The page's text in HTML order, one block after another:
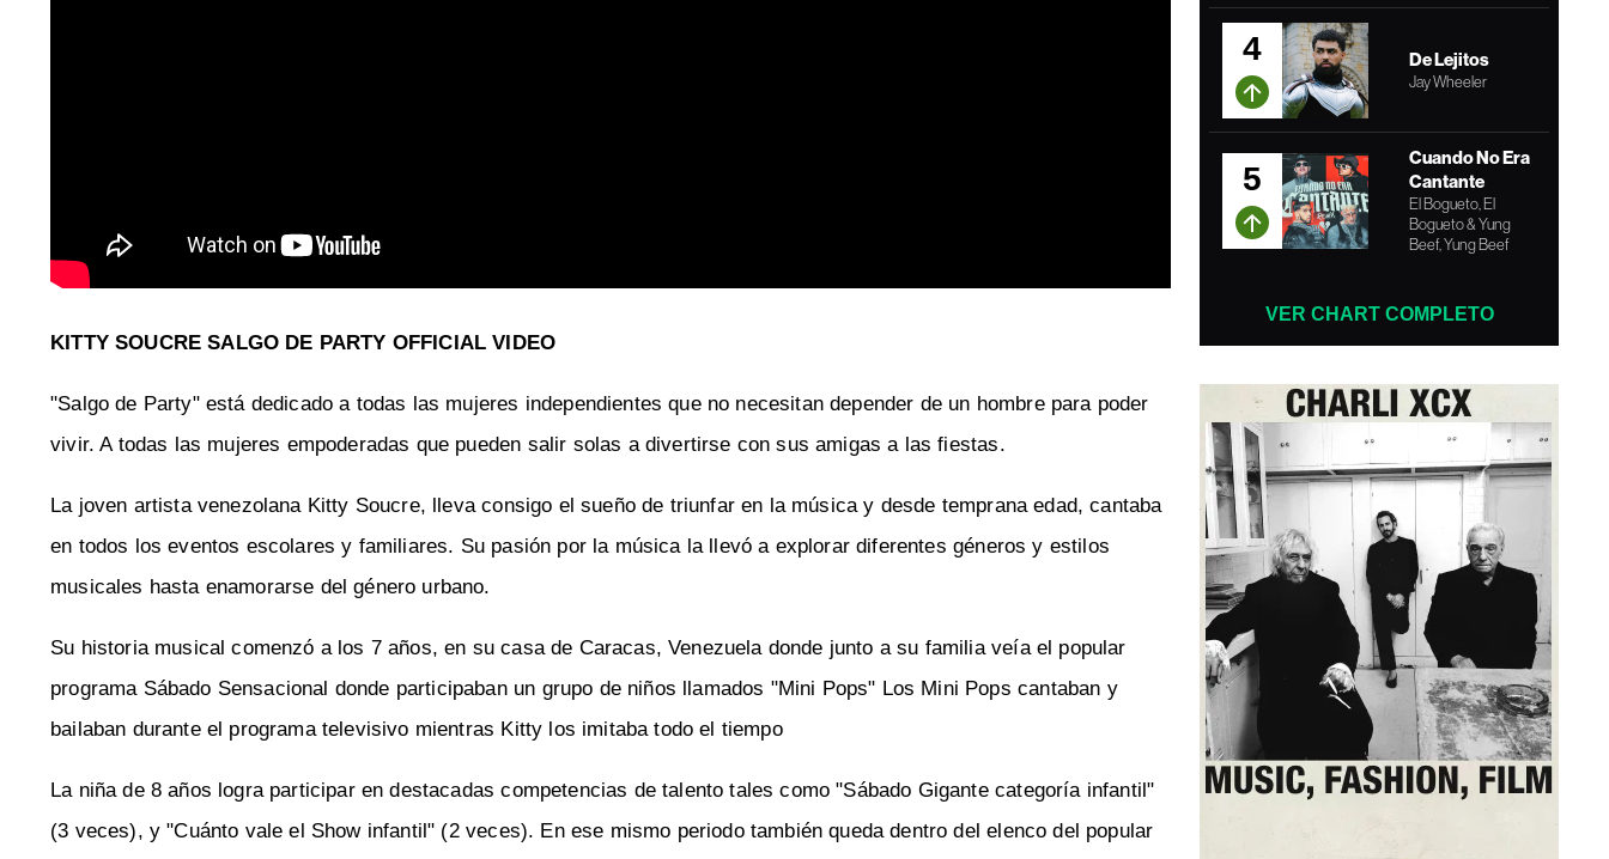
KITTY SOUCRE SALGO DE PARTY OFFICIAL VIDEO
"Salgo de Party" está dedicado a todas las mujeres independientes que no necesitan depender de un hombre para poder
vivir. A todas las mujeres empoderadas que pueden salir solas a divertirse con sus amigas a las fiestas.
La joven artista venezolana Kitty Soucre, lleva consigo el sueño de triunfar en la música y desde temprana edad, cantaba
en todos los eventos escolares y familiares. Su pasión por la música la llevó a explorar diferentes géneros y estilos
musicales hasta enamorarse del género urbano.
Su historia musical comenzó a los 7 años, en su casa de Caracas, Venezuela donde junto a su familia veía el popular
programa Sábado Sensacional donde participaban un grupo de niños llamados "Mini Pops" Los Mini Pops cantaban y
bailaban durante el programa televisivo mientras Kitty los imitaba todo el tiempo
La niña de 8 años logra participar en destacadas competencias de talento tales como "Sábado Gigante categoría infantil"
(3 veces), y "Cuánto vale el Show infantil" (2 veces). En ese mismo periodo también queda dentro del elenco del popular
4 De Lejitos
Jay Wheeler
5
Cuando No Era
Cantante
El Bogueto, El
Bogueto & Yung
Beef, Yung Beef
VER CHART COMPLETO